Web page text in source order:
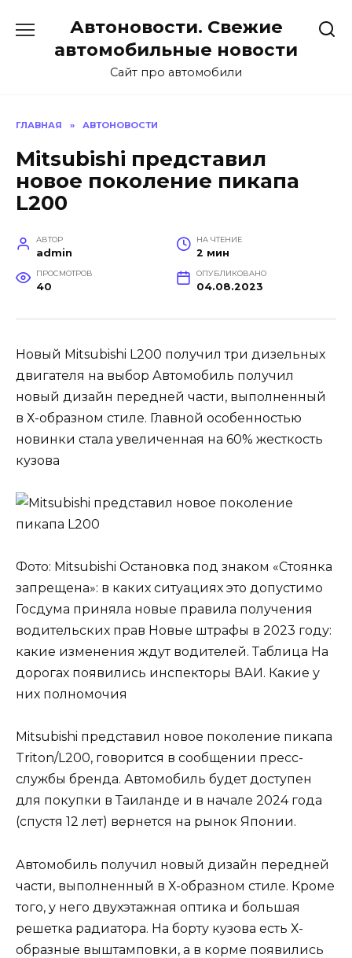
содержанию
Автоновости. Свежие
автомобильные новости
Сайт про автомобили
ГЛАВНАЯ » АВТОНОВОСТИ
Mitsubishi представил
новое поколение пикапа
L200
АВТОР
admin
НА ЧТЕНИЕ
2 мин
ПРОСМОТРОВ
40
ОПУБЛИКОВАНО
04.08.2023
Новый Mitsubishi L200 получил три дизельных
двигателя на выбор Автомобиль получил
новый дизайн передней части, выполненный
в Х-образном стиле. Главной особенностью
новинки стала увеличенная на 60% жесткость
кузова
Фото: Mitsubishi Остановка под знаком «Стоянка
запрещена»: в каких ситуациях это допустимо
Госдума приняла новые правила получения
водительских прав Новые штрафы в 2023 году:
какие изменения ждут водителей. Таблица На
дорогах появились инспекторы ВАИ. Какие у
них полномочия
Mitsubishi представил новое поколение пикапа
Triton/L200, говорится в сообщении пресс-
службы бренда. Автомобиль будет доступен
для покупки в Таиланде и в начале 2024 года
(спустя 12 лет) вернется на рынок Японии.
Автомобиль получил новый дизайн передней
части, выполненный в Х-образном стиле. Кроме
того, у него двухэтажная оптика и большая
решетка радиатора. На борту кузова есть Х-
образные выштамповки, а в корме появились